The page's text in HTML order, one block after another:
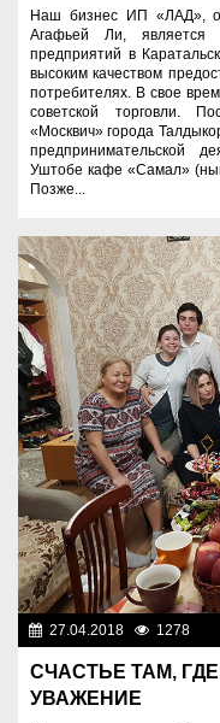
Наш бизнес ИП «ЛАД»,
Агафьей Ли, является
предприятий в
высоким качеством
потребителях. В свое
советской торговли.
«Москвич» города
предпринимательской
Уштобе кафе «Самал»
Позже...
27.04.2018 1278
СЧАСТЬЕ ТАМ,
УВАЖЕНИЕ